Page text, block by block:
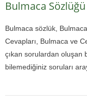
Bulmaca
Bulmaca sözlük,
Cevapları, Bulmaca ve
çıkan sorulardan oluşan
bilemediğiniz soruları